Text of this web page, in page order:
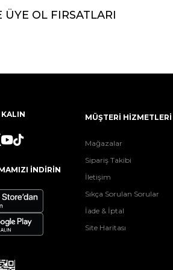
ÜYE OL FIRSATLARI
İNDİRİN
MÜŞTERİ HİZMETLERİ
Mağazalar
Sipariş Takibi
İletişim
Sıkça Sorulan Sorular
İade & İptal
Site Haritası